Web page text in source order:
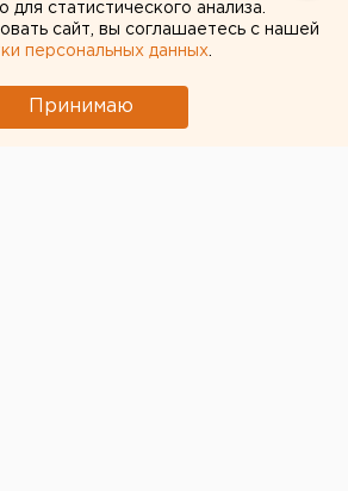
для статистического анализа.
сайт, вы соглашаетесь с нашей
персональных данных
Принимаю